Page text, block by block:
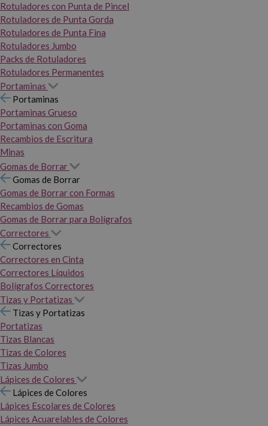
Rotuladores con Punta de Pincel
Rotuladores de Punta Gorda
Rotuladores de Punta Fina
Rotuladores Jumbo
Packs de Rotuladores
Rotuladores Permanentes
Portaminas
Portaminas
Portaminas Grueso
Portaminas con Goma
Recambios de Escritura
Minas
Gomas de Borrar
Gomas de Borrar
Gomas de Borrar con Formas
Recambios de Gomas
Gomas de Borrar para Bolígrafos
Correctores
Correctores
Correctores en Cinta
Correctores Líquidos
Bolígrafos Correctores
Tizas y Portatizas
Tizas y Portatizas
Portatizas
Tizas Blancas
Tizas de Colores
Tizas Jumbo
Lápices de Colores
Lápices de Colores
Lápices Escolares de Colores
Lápices Acuarelables de Colores